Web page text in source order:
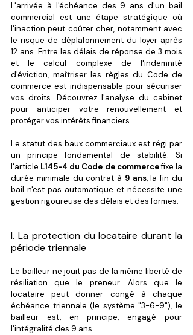
L'arrivée à l'échéance des 9 ans d'un bail
commercial est une étape stratégique où
l'inaction peut coûter cher, notamment avec
le risque de déplafonnement du loyer après
12 ans. Entre les délais de réponse de 3 mois
et le calcul complexe de l'indemnité
d'éviction, maîtriser les règles du Code de
commerce est indispensable pour sécuriser
vos droits. Découvrez l'analyse du cabinet
pour anticiper votre renouvellement et
protéger vos intérêts financiers.
Le statut des baux commerciaux est régi par
un principe fondamental de stabilité. Si
l'article L145-4 du Code de commerce fixe la
durée minimale du contrat à 9 ans, la fin du
bail n'est pas automatique et nécessite une
gestion rigoureuse des délais et des formes.
I. La protection du locataire durant la
période triennale
Le bailleur ne jouit pas de la même liberté de
résiliation que le preneur. Alors que le
locataire peut donner congé à chaque
échéance triennale (le système "3-6-9"), le
bailleur est, en principe, engagé pour
l'intégralité des 9 ans.